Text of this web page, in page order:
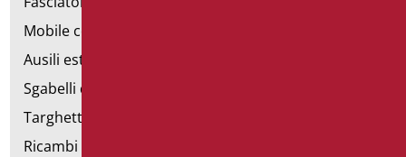
Mobile con poltrona
Ausili estraibili
Sgabelli doccia
Targhette bagno
Ricambi e minuteria